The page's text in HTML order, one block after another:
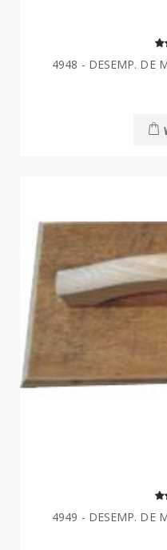
4948 - DESEMP. DE
4949 - DESEMP. DE